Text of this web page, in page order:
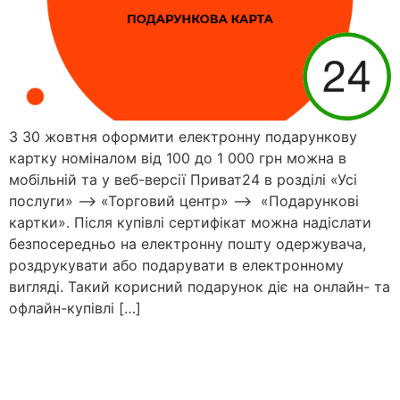
З 30 жовтня оформити електронну подарункову
картку номіналом від 100 до 1 000 грн можна в
мобільній та у веб-версії Приват24 в розділі «Усі
послуги» –> «Торговий центр» –> «Подарункові
картки». Після купівлі сертифікат можна надіслати
безпосередньо на електронну пошту одержувача,
роздрукувати або подарувати в електронному
вигляді. Такий корисний подарунок діє на онлайн- та
офлайн-купівлі […]